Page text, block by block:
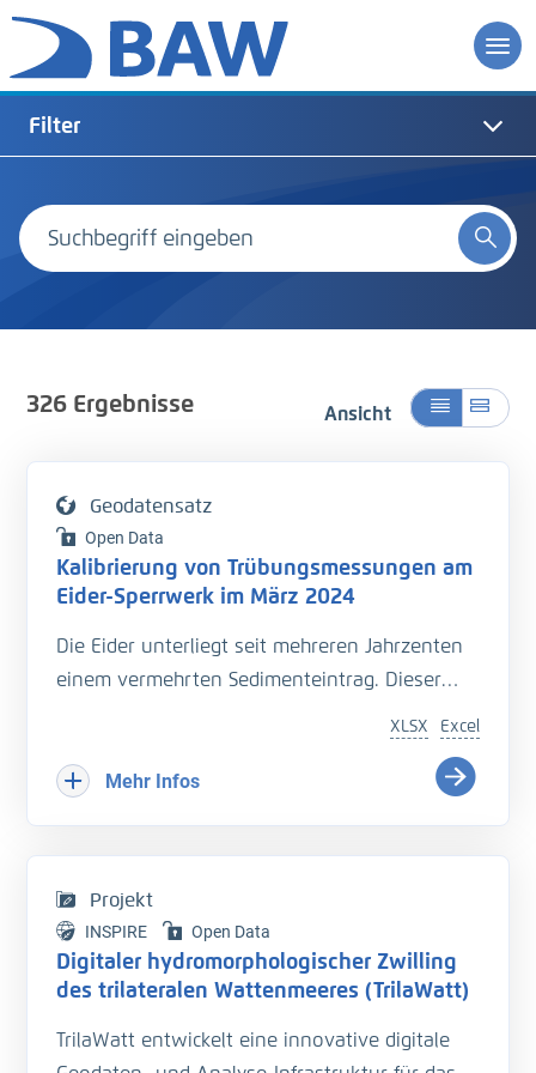
Filter
326Ergebnisse Ansicht
Geodatensatz
Open Data
Kalibrierung von Trübungsmessungen am
Eider-Sperrwerk im März 2024
Die Eider unterliegt seit mehreren Jahrzenten
einem vermehrten Sedimenteintrag. Dieser
Hinterlandes so wie die Schiffbarkeit des
Bundeswasserstraße.
der Entwässerung des Hinterlandes führt. Das
Kooperationsprojekt „Zukunft Eider“ wurde
geschaffen um Vorarbeiten zu leisten, welche
Anpassungen und Erweiterungen der
Excel
XLSX
Mehr Infos
Projekt
INSPIRE Open Data
Digitaler hydromorphologischer Zwilling
des trilateralen Wattenmeeres (TrilaWatt)
TrilaWatt entwickelt eine innovative digitale